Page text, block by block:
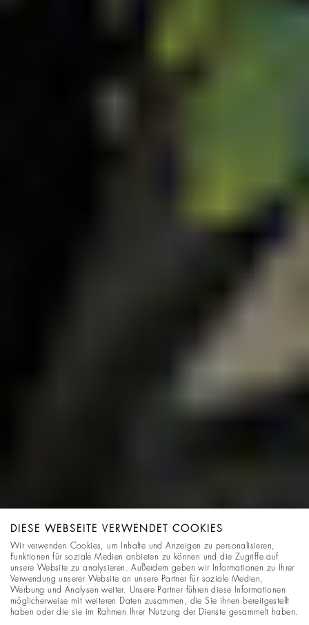
DIESE WEBSEITE VERWENDET COOKIES
Wir verwenden Cookies, um Inhalte und Anzeigen zu personalisieren,
Funktionen für soziale Medien anbieten zu können und die Zugriffe auf
unsere Website zu analysieren. Außerdem geben wir Informationen zu Ihrer
Verwendung unserer Website an unsere Partner für soziale Medien,
Werbung und Analysen weiter. Unsere Partner führen diese Informationen
möglicherweise mit weiteren Daten zusammen, die Sie ihnen bereitgestellt
haben oder die sie im Rahmen Ihrer Nutzung der Dienste gesammelt haben.